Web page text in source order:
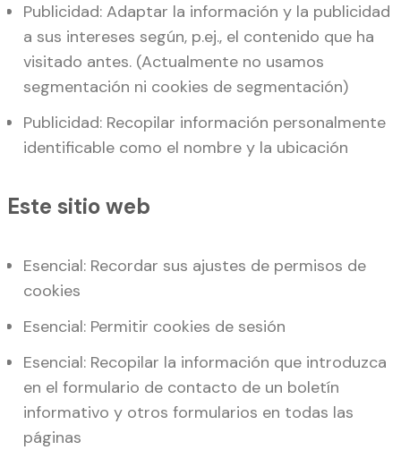
Publicidad: Adaptar la información y la publicidad
a sus intereses según, p.ej., el contenido que ha
visitado antes. (Actualmente no usamos
segmentación ni cookies de segmentación)
Publicidad: Recopilar información personalmente
identificable como el nombre y la ubicación
Este sitio web
Esencial: Recordar sus ajustes de permisos de
cookies
Esencial: Permitir cookies de sesión
Esencial: Recopilar la información que introduzca
en el formulario de contacto de un boletín
informativo y otros formularios en todas las
páginas